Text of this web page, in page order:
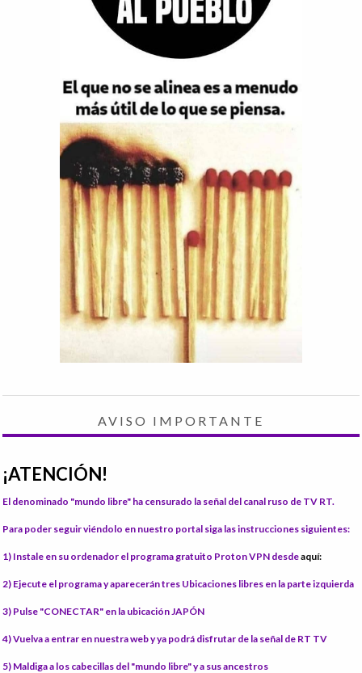
AVISO IMPORTANTE
¡ATENCIÓN!
El denominado "mundo libre" ha censurado la señal del canal ruso de TV RT.
Para poder seguir viéndolo en nuestro portal siga las instrucciones siguientes:
1) Instale en su ordenador el programa gratuito Proton VPN desdeaquí:
2) Ejecute el programay aparecerán tres Ubicaciones libres en la parte izquierda
3) Pulse "CONECTAR" en la ubicación JAPÓN
4) Vuelva a entrar en nuestra weby ya podrá disfrutar de la señal de RT TV
5) Maldigaa los cabecillas del "mundo libre" y a sus ancestros